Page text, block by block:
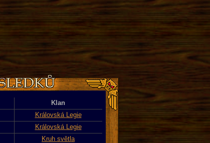
Klan
Královská Legie
Královská Legie
Kruh světla